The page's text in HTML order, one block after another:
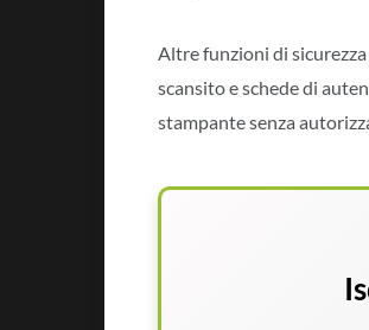
Altre funzioni di
scansito e schede di
stampante senza